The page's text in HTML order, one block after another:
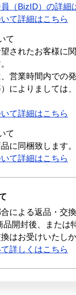
（BizID）の詳細
て詳細はこちら
て
されたお客様に
営業時間内での
によりましては
て詳細はこちら
て
に同梱致します。
て詳細はこちら
による返品・交
品開封後、または
はお受けいたし
詳しくはこちら